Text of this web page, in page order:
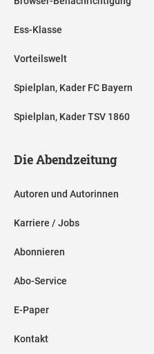
Ess-Klasse
Vorteilswelt
Spielplan, Kader FC Bayern
Spielplan, Kader TSV 1860
Die Abendzeitung
Autoren und Autorinnen
Karriere / Jobs
Abonnieren
Abo-Service
E-Paper
Kontakt